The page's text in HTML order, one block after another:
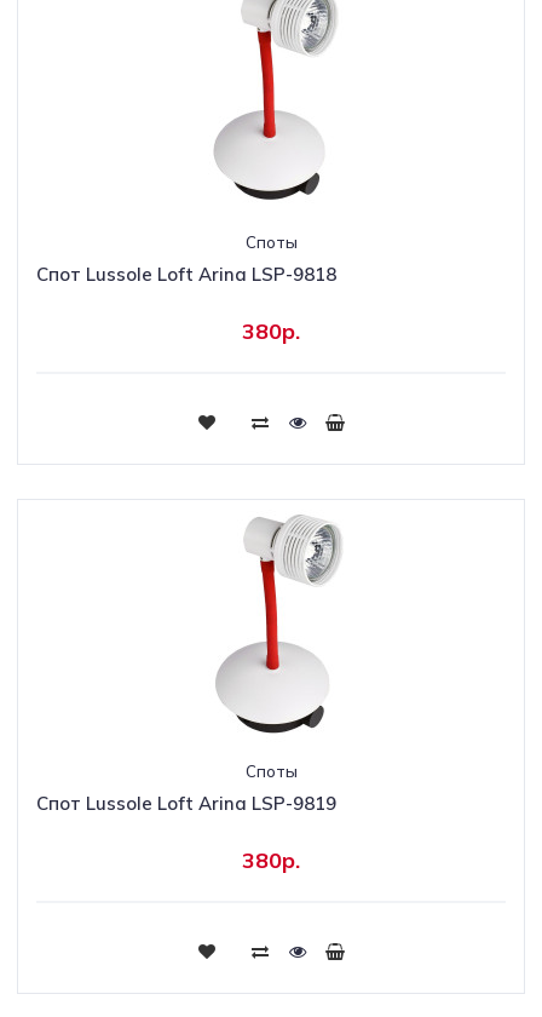
Споты
Спот Lussole Loft Arina LSP-9818
380р.
Споты
Спот Lussole Loft Arina LSP-9819
380р.